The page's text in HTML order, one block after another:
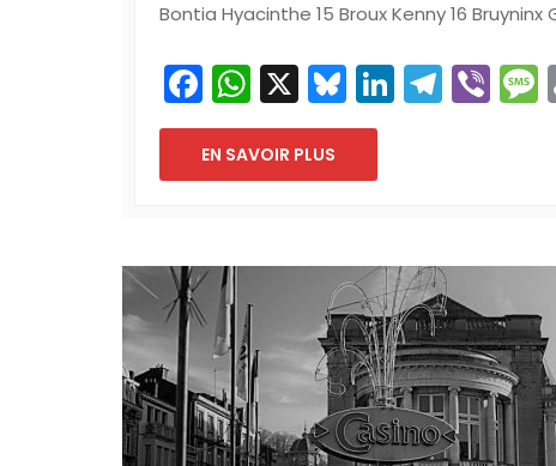
Bontia Hyacinthe 15 Broux Kenny 16 Bruyninx
Facebook
WhatsApp
X Bluesky
LinkedIn
EN SAVOIR PLUS